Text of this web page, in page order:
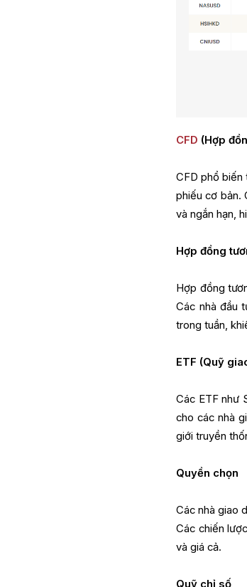
CFD (Hợp
CFD phổ biến
phiếu cơ bản.
và ngắn hạn,
Hợp đồng
Hợp đồng
Các nhà đầu
trong tuần,
ETF (Quỹ
Các ETF như
cho các nhà
giới truyền
Quyền chọn
Các nhà giao
Các chiến
và giá cả.
Quỹ chỉ số